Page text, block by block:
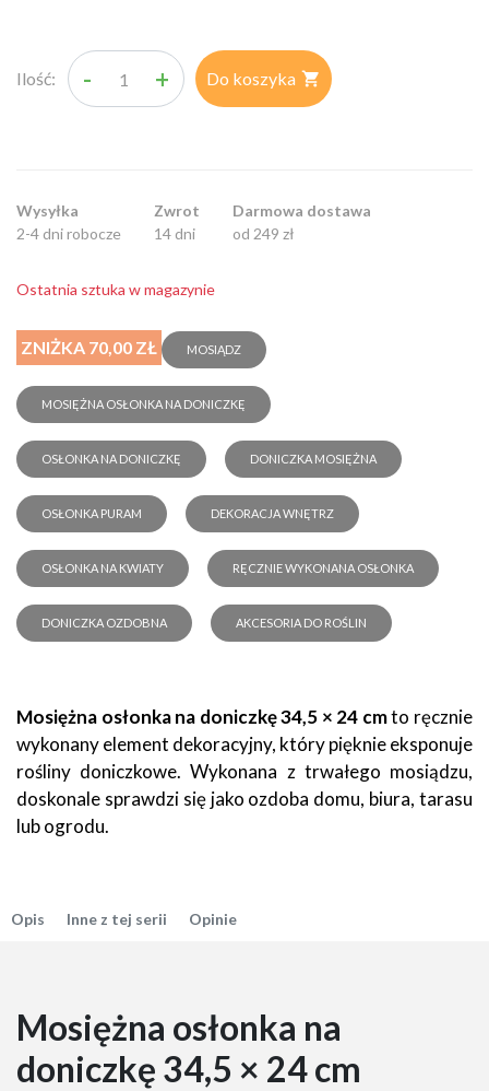
Ilość: - + Do koszyka 
Wysyłka
2-4 dni robocze
Zwrot
14 dni
Darmowa dostawa
od 249 zł
Ostatnia sztuka w magazynie
ZNIŻKA 70,00 ZŁ MOSIĄDZ
MOSIĘŻNA OSŁONKA NA DONICZKĘ
OSŁONKA NA DONICZKĘ DONICZKA MOSIĘŻNA
OSŁONKA PURAM DEKORACJA WNĘTRZ
OSŁONKA NA KWIATY RĘCZNIE WYKONANA OSŁONKA
DONICZKA OZDOBNA AKCESORIA DO ROŚLIN
Mosiężna osłonka na doniczkę 34,5 × 24 cmto ręcznie
wykonany element dekoracyjny, który pięknie eksponuje
rośliny doniczkowe. Wykonana z trwałego mosiądzu,
doskonale sprawdzi się jako ozdoba domu, biura, tarasu
lub ogrodu.
Opis Inne z tej serii Opinie
Mosiężna osłonka na
doniczkę 34,5 × 24 cm